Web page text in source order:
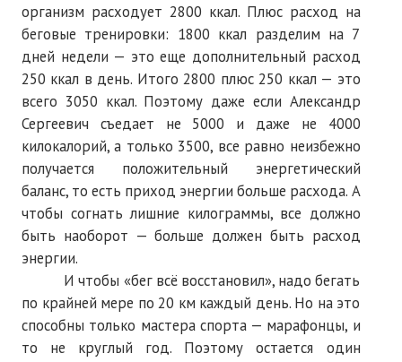
организм расходует 2800 ккал. Плюс расход на
беговые тренировки: 1800 ккал разделим на 7
дней недели — это еще дополнительный расход
250 ккал в день. Итого 2800 плюс 250 ккал — это
всего 3050 ккал. Поэтому даже если Александр
Сергеевич съедает не 5000 и даже не 4000
килокалорий, а только 3500, все равно неизбежно
получается положительный энергетический
баланс, то есть приход энергии больше расхода. А
чтобы согнать лишние килограммы, все должно
быть наоборот — больше должен быть расход
энергии.
И чтобы «бег всё восстановил», надо бегать
по крайней мере по 20 км каждый день. Но на это
способны только мастера спорта — марафонцы, и
то не круглый год. Поэтому остается один